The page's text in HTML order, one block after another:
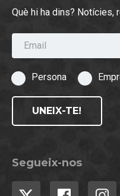
Què hi ha dins? Notícies,
Email
Persona
UNEIX-TE!
Segueix-nos